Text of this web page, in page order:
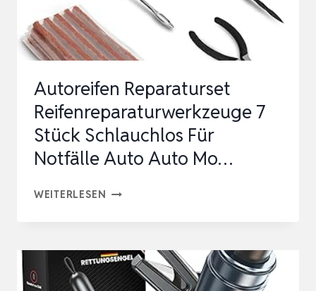
INKL.
ÜBUNGSGLAS|
Autoreifen Reparaturset
Reifenreparaturwerkzeuge 7
Stück Schlauchlos Für
Notfälle Auto Auto Mo…
WEITERLESEN AUTOREIFEN
7
STÜCK